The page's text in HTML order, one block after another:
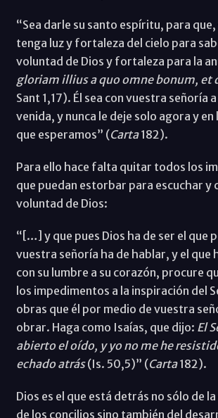
“Sea darle su santo espíritu, para
tenga luz y fortaleza del cielo para
voluntad de Dios y fortaleza para la
gloriam illius a quo omne bonum, et
Sant 1,17). Él sea con vuestra señoría
venida, y nunca le deje solo agora y
que esperamos” (Carta182).
Para ello hace falta quitar todos los
que puedan estorbar para escuchar y
voluntad de Dios:
“[…] y que pues Dios ha de ser el que
vuestra señoría ha de hablar, y el que
con su lumbre a su corazón, procure
los impedimentos a la inspiración del
obras que él por medio de vuestra
obrar. Haga como Isaías, que dijo: El
abierto el oído, y yo no me he
echado atrás(Is. 50,5)” (Carta182).
Dios es el que está detrás no sólo de
de los concilios sino también del